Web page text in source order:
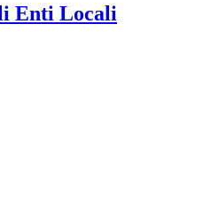
Enti Locali